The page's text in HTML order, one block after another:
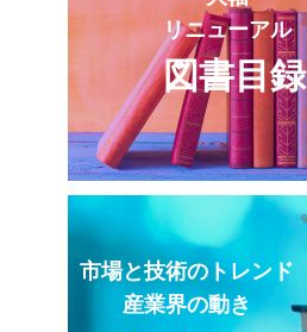
リニューアル
図書目録
市場と技術のトレンド
産業界の動き